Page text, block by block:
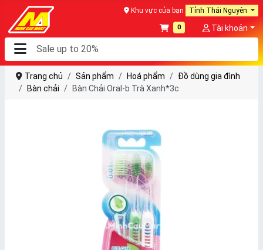
Khu vực của bạn Tỉnh Thái Nguyên
0 Tài khoản
Trang chủ Sản phẩm Hoá phẩm
Đồ dùng gia đình
Bàn chải
Bàn Chải Oral-b Trà Xanh*3c